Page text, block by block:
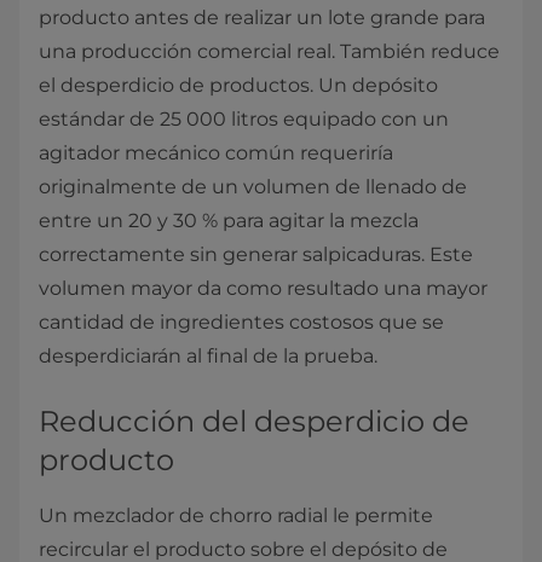
producto antes de realizar un lote grande para
una producción comercial real. También reduce
el desperdicio de productos. Un depósito
estándar de 25 000 litros equipado con un
agitador mecánico común requeriría
originalmente de un volumen de llenado de
entre un 20 y 30 % para agitar la mezcla
correctamente sin generar salpicaduras. Este
volumen mayor da como resultado una mayor
cantidad de ingredientes costosos que se
desperdiciarán al final de la prueba.
Reducción del desperdicio de
producto
Un mezclador de chorro radial le permite
recircular el producto sobre el depósito de